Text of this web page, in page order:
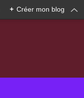
+ Créer mon blog